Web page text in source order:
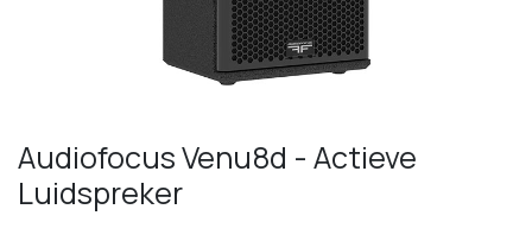
Audiofocus Venu8d - Actieve
Luidspreker